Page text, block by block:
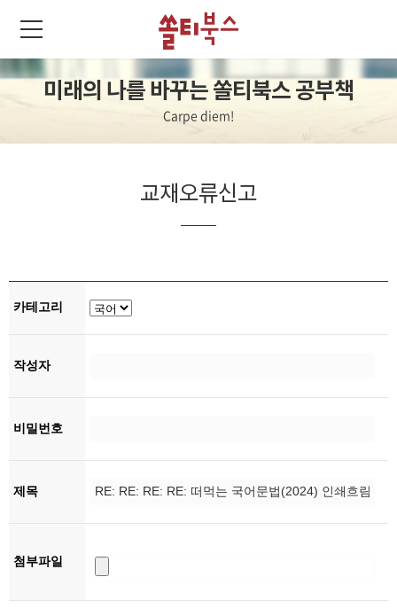
미래의 나를 바꾸는 쏠티북스 공부책
Carpe diem!
교재오류신고
카테고리
작성자
비밀번호
제목
첨부파일